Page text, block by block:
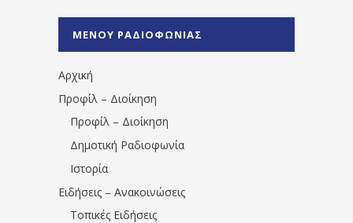
1531194763766854/" artist="" ]
ΜΕΝΟΥ ΡΑΔΙΟΦΩΝΙΑΣ
Αρχική
Προφίλ – Διοίκηση
Προφίλ – Διοίκηση
Δημοτική Ραδιοφωνία
Ιστορία
Ειδήσεις – Ανακοινώσεις
Τοπικές Ειδήσεις